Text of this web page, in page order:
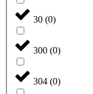
30 (0)
300 (0)
304 (0)